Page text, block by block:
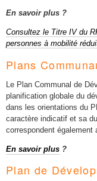
En savoir plus ?
Consultez le Titre IV du
personnes à mobilité
Plans
Le Plan Communal de
planification globale du
dans les orientations du
caractère indicatif et sa
correspondent également
En savoir plus ?
Plan de